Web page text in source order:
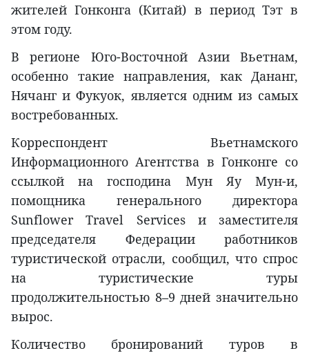
жителей Гонконга (Китай) в период Тэт в
этом году.
В регионе Юго-Восточной Азии Вьетнам,
особенно такие направления, как Дананг,
Нячанг и Фукуок, является одним из самых
востребованных.
Корреспондент Вьетнамского
Информационного Агентства в Гонконге со
ссылкой на господина Мун Яу Мун-и,
помощника генерального директора
Sunflower Travel Services и заместителя
председателя Федерации работников
туристической отрасли, сообщил, что спрос
на туристические туры
продолжительностью 8–9 дней значительно
вырос.
Количество бронирований туров в